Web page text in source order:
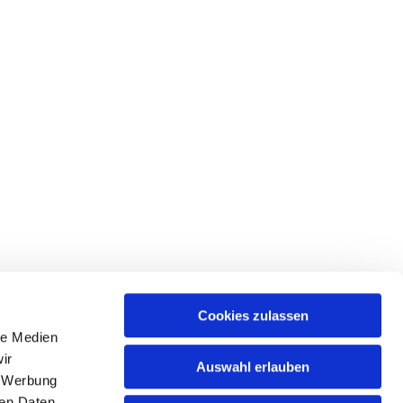
Medien
Cookies zulassen
Auswahl erlauben